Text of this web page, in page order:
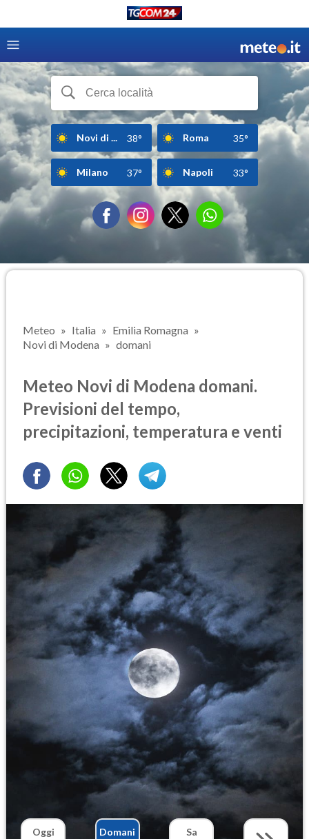
Novi di ... 38° Roma 35°
Milano 37° Napoli 33°
Meteo Italia
Emilia Romagna
Novi di Modena
domani
Meteo Novi di Modena domani.
Previsioni del tempo,
precipitazioni, temperatura e venti
Oggi
Domani
Sa